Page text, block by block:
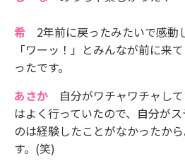
希 2年前に戻ったみたいで感動
「ワーッ！」とみんなが前に来
ったです。
あさか 自分がワチャワチャし
はよく行っていたので、自分が
のは経験したことがなかったか
す。(笑)